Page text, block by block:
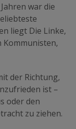
war die
liegt Die Linke,
Kommunisten,
der Richtung,
ist –
oder den
zu ziehen.